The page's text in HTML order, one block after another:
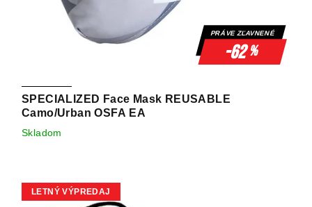
PRÁVE ZĽAVNENÉ
-62%
SPECIALIZED Face Mask REUSABLE
Camo/Urban OSFA EA
Skladom
LETNÝ VÝPREDAJ